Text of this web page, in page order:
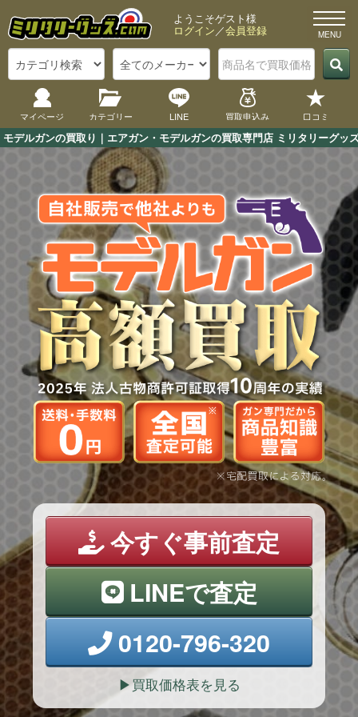
モデルガンの買取り｜エアガン・モデルガンの買取専門店 ミリタリーグッ
ようこそゲスト様
ログイン／会員登録
マイページ カテゴリー LINE 買取申込み 口コミ
今すぐ事前査定
LINEで査定
0120-796-320
買取価格表を見る